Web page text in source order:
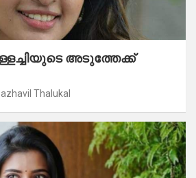
അടുത്തേക്ക്
Thalukal